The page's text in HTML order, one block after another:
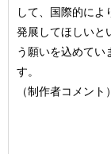
して、国際的によ
発展してほしいと
う願いを込めてい
す。
（制作者コメント）